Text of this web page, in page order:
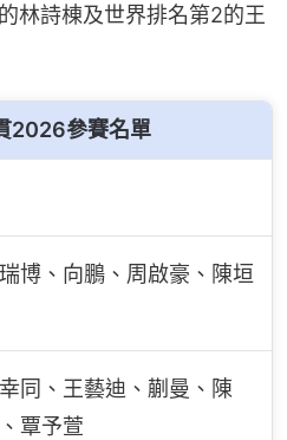
林詩棟及世界排名第2的王
2026參賽名單
博、向鵬、周啟豪、陳垣
同、王藝迪、蒯曼、陳
覃予萱